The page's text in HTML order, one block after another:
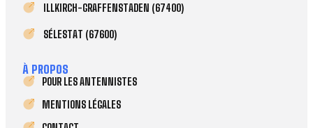
ILLKIRCH-GRAFFENSTADEN (67400)
SÉLESTAT (67600)
À PROPOS
POUR LES ANTENNISTES
MENTIONS LÉGALES